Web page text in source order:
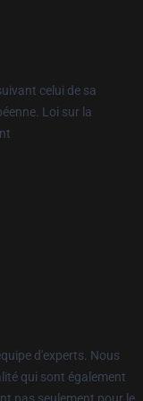
celui de sa
Loi sur la
d'experts. Nous
qui sont également